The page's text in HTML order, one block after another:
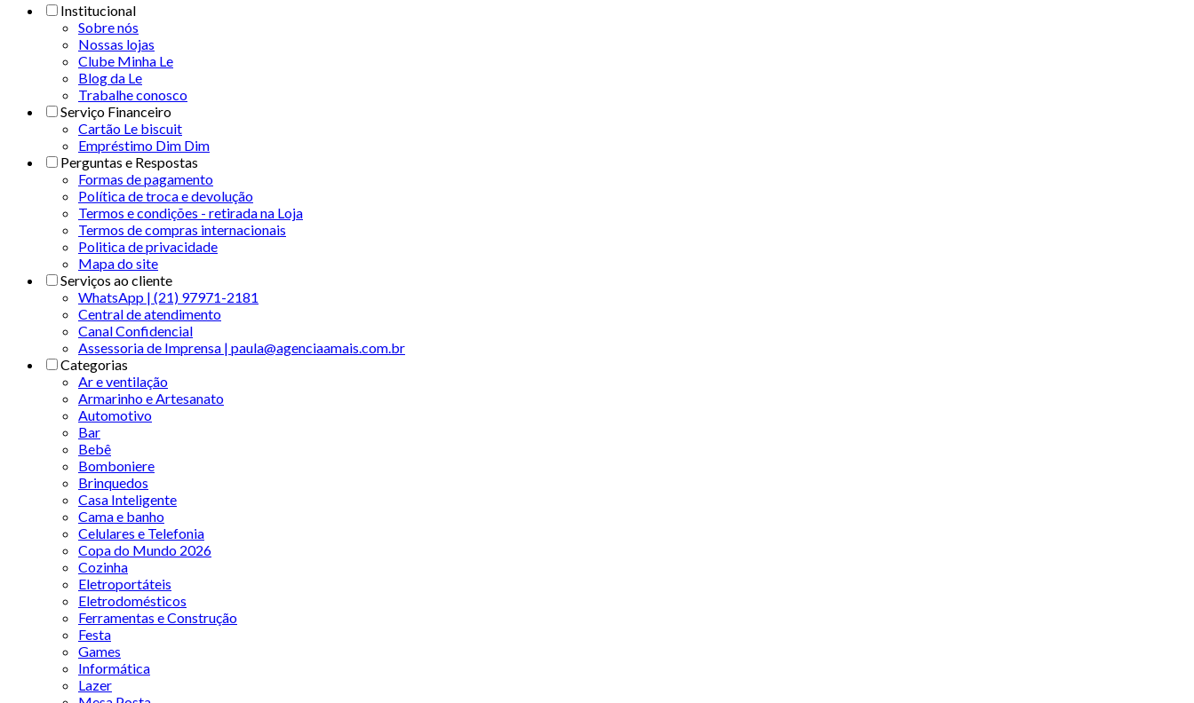
Institucional
Sobre nós
Nossas lojas
Clube Minha Le
Blog da Le
Trabalhe conosco
Serviço Financeiro
Cartão Le biscuit
Empréstimo Dim Dim
Perguntas e Respostas
Formas de pagamento
Política de troca e devolução
Termos e condições - retirada na Loja
Termos de compras internacionais
Politica de privacidade
Mapa do site
Serviços ao cliente
WhatsApp | (21) 97971-2181
Central de atendimento
Canal Confidencial
Assessoria de Imprensa | paula@agenciaamais.com.br
Categorias
Ar e ventilação
Armarinho e Artesanato
Automotivo
Bar
Bebê
Bomboniere
Brinquedos
Casa Inteligente
Cama e banho
Celulares e Telefonia
Copa do Mundo 2026
Cozinha
Eletroportáteis
Eletrodomésticos
Ferramentas e Construção
Festa
Games
Informática
Lazer